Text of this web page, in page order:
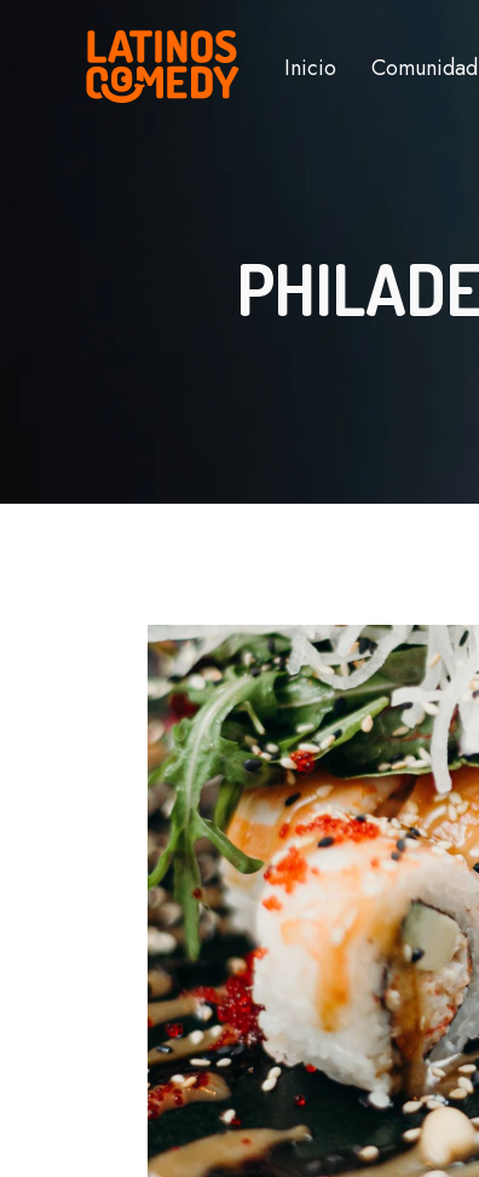
Inicio Comunidad